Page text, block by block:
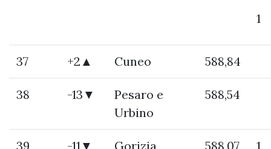
1
37 +2▲ Cuneo 588,84
38 -13▼
Pesaro e
Urbino
588,54
39 -11▼ Gorizia 588,07
1